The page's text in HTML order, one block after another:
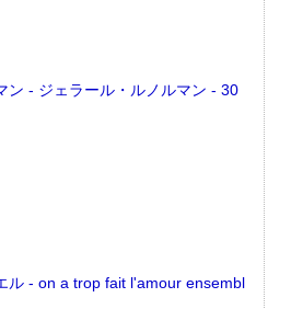
ン - ジェラール・ルノルマン - 30
ル - on a trop fait l'amour ensembl